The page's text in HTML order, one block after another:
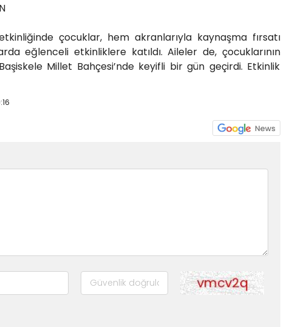
etkinliğinde çocuklar, hem akranlarıyla kaynaşma fırsatı
eğlenceli etkinliklere katıldı. Aileler de, çocuklarının
Millet Bahçesi’nde keyifli bir gün geçirdi. Etkinlik